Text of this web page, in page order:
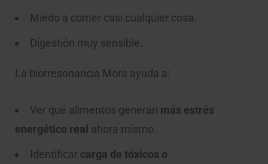
Miedo a comer casi cualquier cosa.
Digestión muy sensible.
La biorresonancia Mora ayuda a:
Ver qué alimentos generan más estrés
energético real ahora mismo.
Identificar carga de tóxicos o